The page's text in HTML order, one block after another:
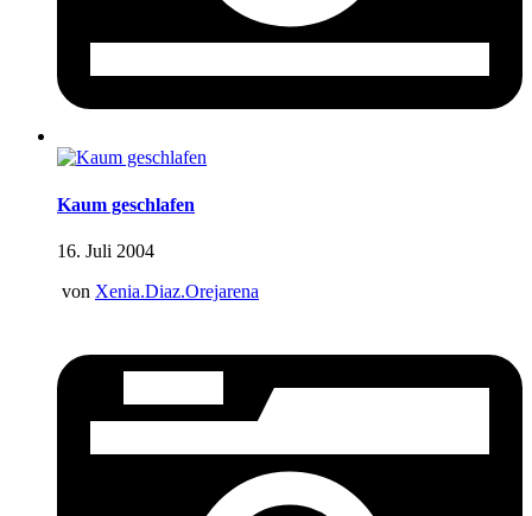
Kaum geschlafen
16. Juli 2004
von Xenia.Diaz.Orejarena